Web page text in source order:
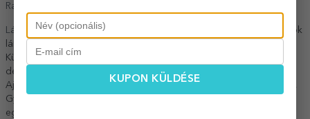
Rama aluminiu: sticla + rama din aluminiu.
Lásd még másKöszönő ajándékok
Ajándékok
lányoknak
Különleges ajándékok
dekorációk
Festmények és nyomatok
Ajánlásaink
Gyerekek
egyedi festmény
KUPON KÜLDÉSE